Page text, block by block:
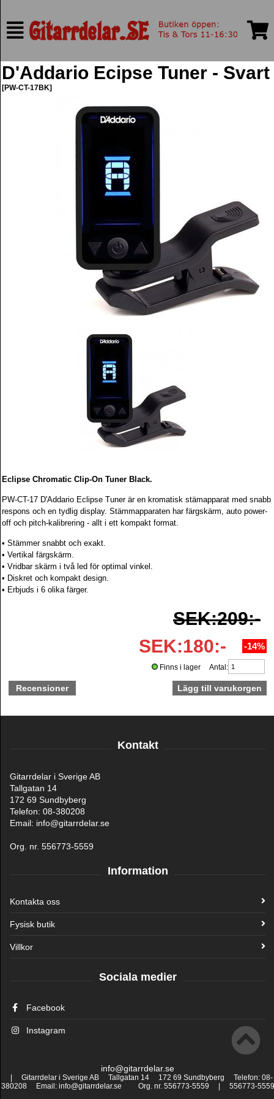
D'Addario Ecipse Tuner - Svart
[PW-CT-17BK]
Eclipse Chromatic Clip-On Tuner Black.
PW-CT-17 D'Addario Eclipse Tuner är en kromatisk stämapparat med snabb
respons och en tydlig display. Stämmapparaten har färgskärm, auto power-
off och pitch-kalibrering - allt i ett kompakt format.
• Stämmer snabbt och exakt.
• Vertikal färgskärm.
• Vridbar skärm i två led för optimal vinkel.
• Diskret och kompakt design.
• Erbjuds i 6 olika färger.
Recensioner
SEK:209:-
SEK:180:-
-14%
Finns i lager Antal:
Kontakt
Gitarrdelar i Sverige AB
Tallgatan 14
172 69 Sundbyberg
Telefon: 08-380208
Email: info@gitarrdelar.se
Org. nr. 556773-5559
Information
Kontakta oss
Fysisk butik
Villkor
Sociala medier
Facebook
Instagram
info@gitarrdelar.se
| Gitarrdelar i Sverige AB Tallgatan 14 172 69 Sundbyberg Telefon: 08-
380208 Email: info@gitarrdelar.se Org. nr. 556773-5559 | 556773-5559